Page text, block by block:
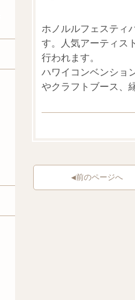
ホノルルフェスティ
す。人気アーティス
行われます。
ハワイコンベンショ
やクラフトブース、
◀前のページへ